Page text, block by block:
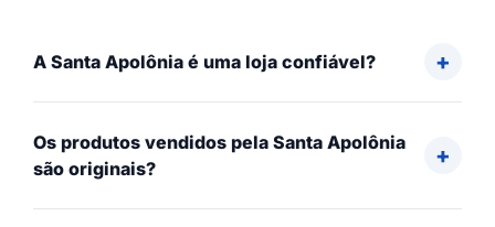
A Santa Apolônia é uma loja confiável?
Os produtos vendidos pela Santa Apolônia
são originais?